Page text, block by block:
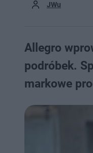
JWu
Allegro
podróbek.
markowe